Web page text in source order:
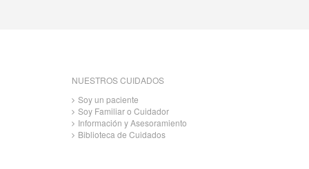
NUESTROS CUIDADOS
Soy un paciente
Soy Familiar o Cuidador
Información y Asesoramiento
Biblioteca de Cuidados